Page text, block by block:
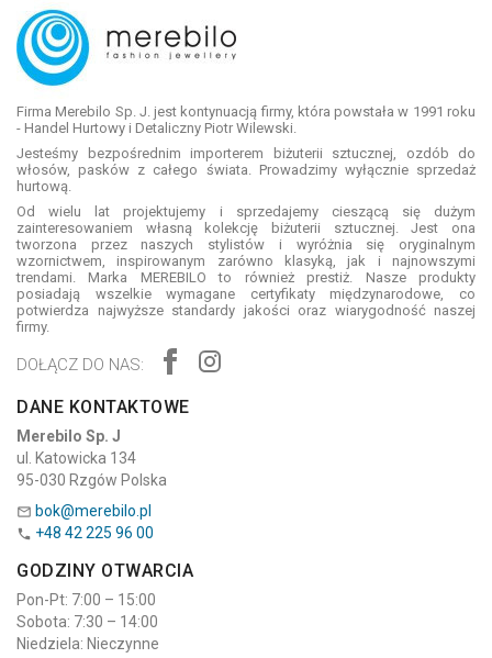
Firma Merebilo Sp. J. jest kontynuacją firmy, która powstała w 1991 roku
- Handel Hurtowy i Detaliczny Piotr Wilewski.
Jesteśmy bezpośrednim importerem biżuterii sztucznej, ozdób do
włosów, pasków z całego świata. Prowadzimy wyłącznie sprzedaż
hurtową.
Od wielu lat projektujemy i sprzedajemy cieszącą się dużym
zainteresowaniem własną kolekcję biżuterii sztucznej. Jest ona
tworzona przez naszych stylistów i wyróżnia się oryginalnym
wzornictwem, inspirowanym zarówno klasyką, jak i najnowszymi
trendami. Marka MEREBILO to również prestiż. Nasze produkty
posiadają wszelkie wymagane certyfikaty międzynarodowe, co
potwierdza najwyższe standardy jakości oraz wiarygodność naszej
firmy.
DOŁĄCZ DO NAS:
DANE KONTAKTOWE
Merebilo Sp. J
ul. Katowicka 134
95-030 Rzgów Polska
 bok@merebilo.pl
 +48 42 225 96 00
GODZINY OTWARCIA
Pon-Pt: 7:00 – 15:00
Sobota: 7:30 – 14:00
Niedziela: Nieczynne